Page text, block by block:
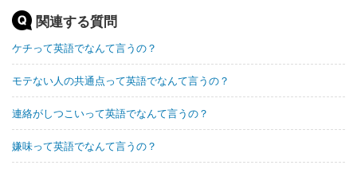
関連する質問
ケチって英語でなんて言うの？
モテない人の共通点って英語でなんて言うの？
連絡がしつこいって英語でなんて言うの？
嫌味って英語でなんて言うの？